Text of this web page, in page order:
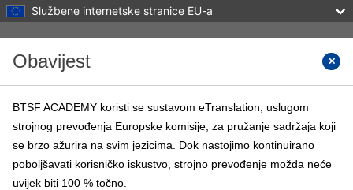
Službene internetske stranice EU-a
Tražite
BTSF ACADEMY
Naslovnica BTSF tečajevi Info
Obavijest
BTSF ACADEMY koristi se sustavom eTranslation, uslugom
strojnog prevođenja Europske komisije, za pružanje sadržaja koji
se brzo ažurira na svim jezicima. Dok nastojimo kontinuirano
poboljšavati korisničko iskustvo, strojno prevođenje možda neće
uvijek biti 100 % točno.